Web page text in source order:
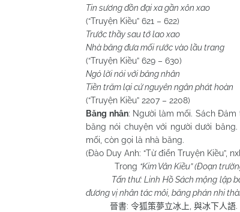
Tin sương đồn đại xa gần xôn xao
(“Truyện Kiều” 621 – 622)
Trước thầy sau tớ lao xao
Nhà băng đưa mối rước vào lầu trang
(“Truyện Kiều” 629 – 630)
Ngỏ lời nói với băng nhân
Tiền trăm lại cứ nguyên ngân phát hoàn
(“Truyện Kiều” 2207 – 2208)
Băng nhân: Người làm mối. Sách
băng nói chuyện với người dưới
mối, còn gọi là nhà băng.
(Đào Duy Anh: “Từ điển Truyện Kiều”,
Trong “Kim Vân Kiều” (Đoạn
Tấn thư: Linh Hồ Sách mộng lập
đương vị nhân tác môi, băng phán nhi
晉書: 令狐策夢立冰上 與冰下人語.